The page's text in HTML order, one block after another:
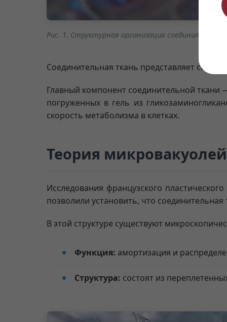
Рис. 1. Структурная организация
Соединительная ткань представляет
Главный компонент соединительной ткани
погруженных в гель из
скорость метаболизма в клетках.
Теория
Исследования французского
позволили установить, что
В этой структуре существуют
Функция: амортизация и
Структура: состоят из